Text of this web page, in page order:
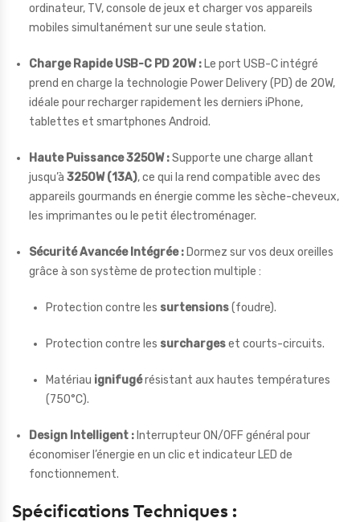
ordinateur, TV, console de jeux et charger vos appareils
mobiles simultanément sur une seule station.
Charge Rapide USB-C PD 20W : Le port USB-C intégré
prend en charge la technologie Power Delivery (PD) de 20W,
idéale pour recharger rapidement les derniers iPhone,
tablettes et smartphones Android.
Haute Puissance 3250W :Supporte une charge allant
jusqu’à 3250W (13A), ce qui la rend compatible avec des
appareils gourmands en énergie comme les sèche-cheveux,
les imprimantes ou le petit électroménager.
Sécurité Avancée Intégrée : Dormez sur vos deux oreilles
grâce à son système de protection multiple :
Protection contre les surtensions(foudre).
Protection contre les surchargeset courts-circuits.
Matériau ignifugérésistant aux hautes températures
(750°C).
Design Intelligent : Interrupteur ON/OFF général pour
économiser l’énergie en un clic et indicateur LED de
fonctionnement.
Spécifications Techniques :